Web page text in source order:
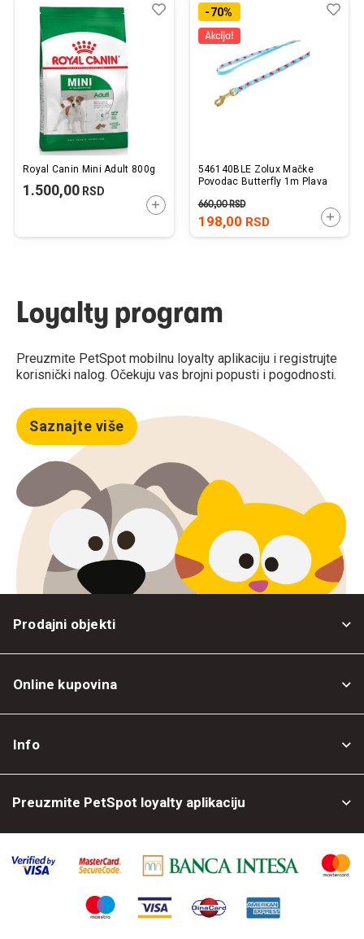
Royal Canin Mini Adult 800g
1.500,00 RSD
DODAJTE U KORPU
Dodaj
Uporedi-70%
546140BLE Zolux Mačke
Povodac Butterfly 1m Plava
198,00 RSD
660,00RSD
Loyalty program
Preuzmite PetSpot mobilnu loyalty aplikaciju i registrujte
korisnički nalog. Očekuju vas brojni popusti i pogodnosti.
Saznajte više
Prodajni objekti
Online kupovina
Info
Preuzmite PetSpot loyalty aplikaciju